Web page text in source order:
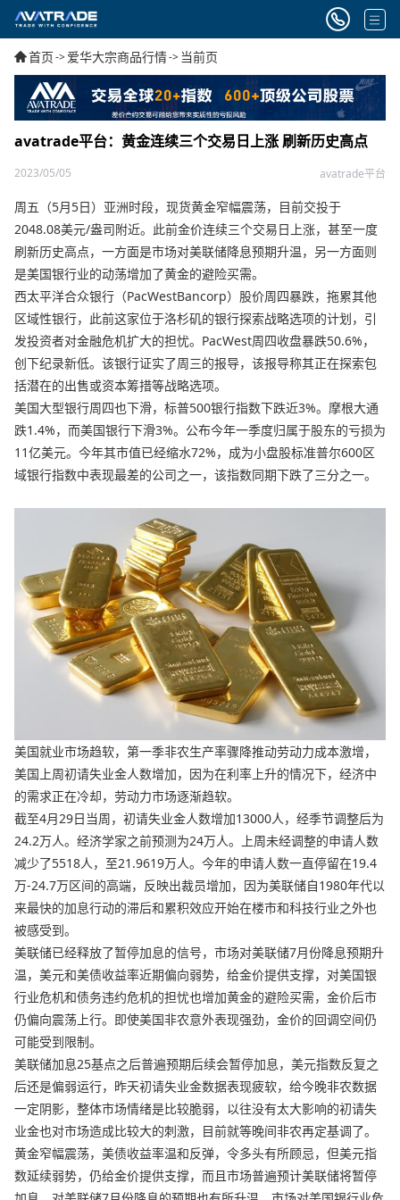
首页->爱华大宗商品行情-> 当前页
avatrade平台：黄金连续三个交易日上涨 刷新历史高点
2023/05/05 avatrade平台
周五（5月5日）亚洲时段，现货黄金窄幅震荡，目前交投于
2048.08美元/盎司附近。此前金价连续三个交易日上涨，甚至一度
刷新历史高点，一方面是市场对美联储降息预期升温，另一方面则
是美国银行业的动荡增加了黄金的避险买需。
西太平洋合众银行（PacWestBancorp）股价周四暴跌，拖累其他
区域性银行，此前这家位于洛杉矶的银行探索战略选项的计划，引
发投资者对金融危机扩大的担忧。PacWest周四收盘暴跌50.6%，
创下纪录新低。该银行证实了周三的报导，该报导称其正在探索包
括潜在的出售或资本筹措等战略选项。
美国大型银行周四也下滑，标普500银行指数下跌近3%。摩根大通
跌1.4%，而美国银行下滑3%。公布今年一季度归属于股东的亏损为
11亿美元。今年其市值已经缩水72%，成为小盘股标准普尔600区
域银行指数中表现最差的公司之一，该指数同期下跌了三分之一。
美国就业市场趋软，第一季非农生产率骤降推动劳动力成本激增，
美国上周初请失业金人数增加，因为在利率上升的情况下，经济中
的需求正在冷却，劳动力市场逐渐趋软。
截至4月29日当周，初请失业金人数增加13000人，经季节调整后为
24.2万人。经济学家之前预测为24万人。上周未经调整的申请人数
减少了5518人，至21.9619万人。今年的申请人数一直停留在19.4
万-24.7万区间的高端，反映出裁员增加，因为美联储自1980年代以
来最快的加息行动的滞后和累积效应开始在楼市和科技行业之外也
被感受到。
美联储已经释放了暂停加息的信号，市场对美联储7月份降息预期升
温，美元和美债收益率近期偏向弱势，给金价提供支撑，对美国银
行业危机和债务违约危机的担忧也增加黄金的避险买需，金价后市
仍偏向震荡上行。即使美国非农意外表现强劲，金价的回调空间仍
可能受到限制。
美联储加息25基点之后普遍预期后续会暂停加息，美元指数反复之
后还是偏弱运行，昨天初请失业金数据表现疲软，给今晚非农数据
一定阴影，整体市场情绪是比较脆弱，以往没有太大影响的初请失
业金也对市场造成比较大的刺激，目前就等晚间非农再定基调了。
黄金窄幅震荡，美债收益率温和反弹，令多头有所顾忌，但美元指
数延续弱势，仍给金价提供支撑，而且市场普遍预计美联储将暂停